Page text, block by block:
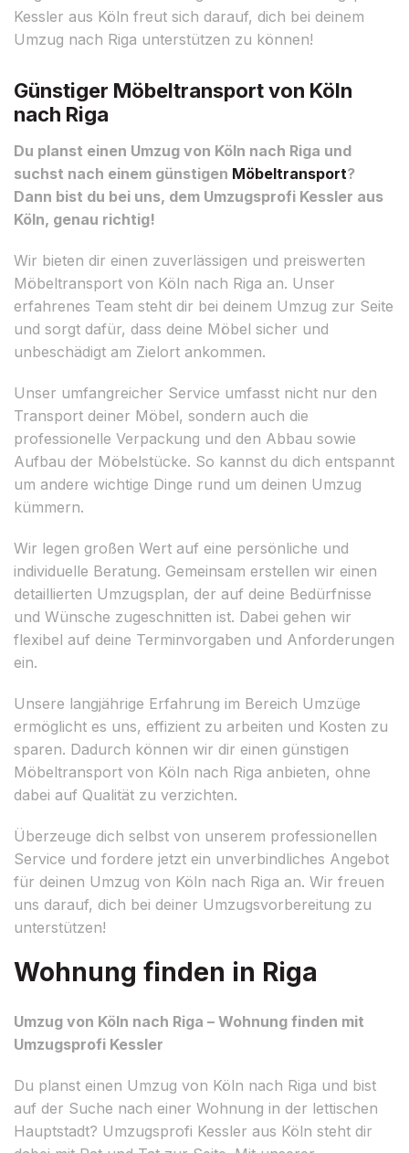
Kessler aus Köln freut sich darauf, dich bei deinem
Umzug nach Riga unterstützen zu können!
Günstiger Möbeltransport von Köln
nach Riga
Du planst einen Umzug von Köln nach Riga und
suchst nach einem günstigen Möbeltransport?
Dann bist du bei uns, dem Umzugsprofi Kessler aus
Köln, genau richtig!
Wir bieten dir einen zuverlässigen und preiswerten
Möbeltransport von Köln nach Riga an. Unser
erfahrenes Team steht dir bei deinem Umzug zur Seite
und sorgt dafür, dass deine Möbel sicher und
unbeschädigt am Zielort ankommen.
Unser umfangreicher Service umfasst nicht nur den
Transport deiner Möbel, sondern auch die
professionelle Verpackung und den Abbau sowie
Aufbau der Möbelstücke. So kannst du dich entspannt
um andere wichtige Dinge rund um deinen Umzug
kümmern.
Wir legen großen Wert auf eine persönliche und
individuelle Beratung. Gemeinsam erstellen wir einen
detaillierten Umzugsplan, der auf deine Bedürfnisse
und Wünsche zugeschnitten ist. Dabei gehen wir
flexibel auf deine Terminvorgaben und Anforderungen
ein.
Unsere langjährige Erfahrung im Bereich Umzüge
ermöglicht es uns, effizient zu arbeiten und Kosten zu
sparen. Dadurch können wir dir einen günstigen
Möbeltransport von Köln nach Riga anbieten, ohne
dabei auf Qualität zu verzichten.
Überzeuge dich selbst von unserem professionellen
Service und fordere jetzt ein unverbindliches Angebot
für deinen Umzug von Köln nach Riga an. Wir freuen
uns darauf, dich bei deiner Umzugsvorbereitung zu
unterstützen!
Wohnung finden in Riga
Umzug von Köln nach Riga – Wohnung finden mit
Umzugsprofi Kessler
Du planst einen Umzug von Köln nach Riga und bist
auf der Suche nach einer Wohnung in der lettischen
Hauptstadt? Umzugsprofi Kessler aus Köln steht dir